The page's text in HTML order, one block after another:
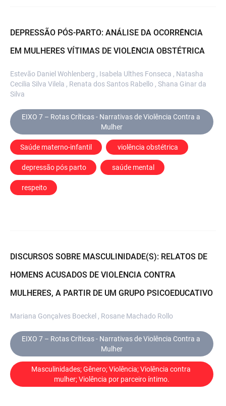
DEPRESSÃO PÓS-PARTO: ANÁLISE DA OCORRÊNCIA
EM MULHERES VÍTIMAS DE VIOLÊNCIA OBSTÉTRICA
Estevão Daniel Wohlenberg , Isabela Ulthes Fonseca , Natasha
Cecilia Silva Vilela , Renata dos Santos Rabello , Shana Ginar da
Silva
EIXO 7 – Rotas Críticas - Narrativas de Violência Contra a
Mulher
Saúde materno-infantil violência obstétrica
depressão pós parto saúde mental
respeito
DISCURSOS SOBRE MASCULINIDADE(S): RELATOS DE
HOMENS ACUSADOS DE VIOLÊNCIA CONTRA
MULHERES, A PARTIR DE UM GRUPO PSICOEDUCATIVO
Mariana Gonçalves Boeckel , Rosane Machado Rollo
EIXO 7 – Rotas Críticas - Narrativas de Violência Contra a
Mulher
Masculinidades; Gênero; Violência; Violência contra
mulher; Violência por parceiro íntimo.